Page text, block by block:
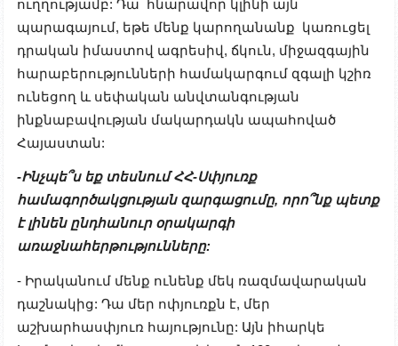
ուղղությամբ: Դա հնարավոր կլինի այն
պարագայում, եթե մենք կարողանանք կառուցել
դրական իմաստով ագրեսիվ, ճկուն, միջազգային
հարաբերությունների համակարգում զգալի կշիռ
ունեցող և սեփական անվտանգության
ինքնաբավության մակարդակն ապահոված
Հայաստան:
-Ինչպե՞ս եք տեսնում ՀՀ-Սփյուռք
համագործակցության զարգացումը, որո՞նք պետք
է լինեն ընդհանուր օրակարգի
առաջնահերթությունները:
- Իրականում մենք ունենք մեկ ռազմավարական
դաշնակից: Դա մեր ոփյուռքն է, մեր
աշխարհասփյուռ հայությունը: Այն իհարկե